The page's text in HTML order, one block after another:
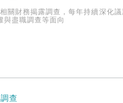
關財務揭露調查，每年持續深化
與盡職調查等面向
查